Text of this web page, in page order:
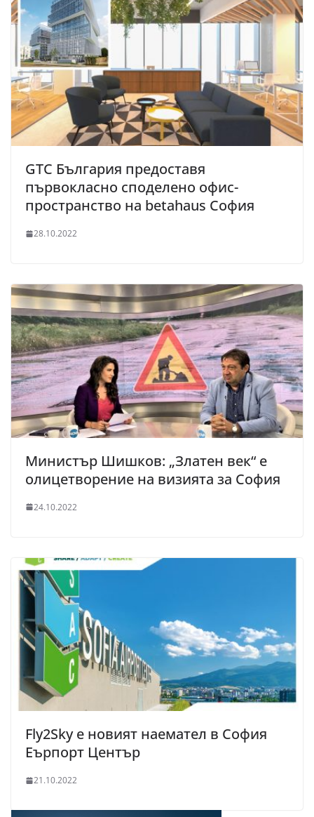
GTC България предоставя
първокласно споделено офис-
пространство на betahaus София
28.10.2022
Министър Шишков: „Златен век“ е
олицетворение на визията за София
24.10.2022
Fly2Sky e новият наемател в София
Еърпорт Център
21.10.2022